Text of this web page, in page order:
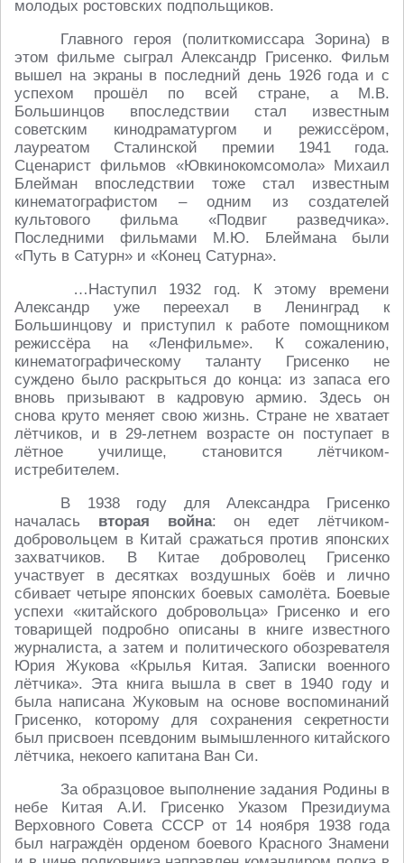
молодых ростовских подпольщиков.
Главного героя (политкомиссара Зорина) в
этом фильме сыграл Александр Грисенко. Фильм
вышел на экраны в последний день 1926 года и с
успехом прошёл по всей стране, а М.В.
Большинцов впоследствии стал известным
советским кинодраматургом и режиссёром,
лауреатом Сталинской премии 1941 года.
Сценарист фильмов «Ювкинокомсомола» Михаил
Блейман впоследствии тоже стал известным
кинематографистом – одним из создателей
культового фильма «Подвиг разведчика».
Последними фильмами М.Ю. Блеймана были
«Путь в Сатурн» и «Конец Сатурна».
…Наступил 1932 год. К этому времени
Александр уже переехал в Ленинград к
Большинцову и приступил к работе помощником
режиссёра на «Ленфильме». К сожалению,
кинематографическому таланту Грисенко не
суждено было раскрыться до конца: из запаса его
вновь призывают в кадровую армию. Здесь он
снова круто меняет свою жизнь. Стране не хватает
лётчиков, и в 29-летнем возрасте он поступает в
лётное училище, становится лётчиком-
истребителем.
В 1938 году для Александра Грисенко
началась вторая война: он едет лётчиком-
добровольцем в Китай сражаться против японских
захватчиков. В Китае доброволец Грисенко
участвует в десятках воздушных боёв и лично
сбивает четыре японских боевых самолёта. Боевые
успехи «китайского добровольца» Грисенко и его
товарищей подробно описаны в книге известного
журналиста, а затем и политического обозревателя
Юрия Жукова «Крылья Китая. Записки военного
лётчика». Эта книга вышла в свет в 1940 году и
была написана Жуковым на основе воспоминаний
Грисенко, которому для сохранения секретности
был присвоен псевдоним вымышленного китайского
лётчика, некоего капитана Ван Си.
За образцовое выполнение задания Родины в
небе Китая А.И. Грисенко Указом Президиума
Верховного Совета СССР от 14 ноября 1938 года
был награждён орденом боевого Красного Знамени